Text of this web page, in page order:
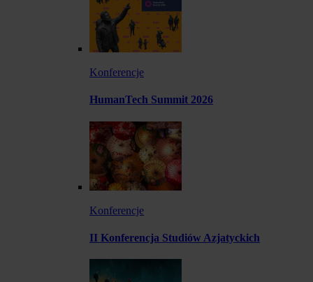
Konferencje
HumanTech Summit 2026
Konferencje
II Konferencja Studiów Azjatyckich